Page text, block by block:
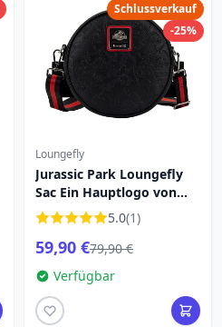
Schlussverkauf
-25%
Loungefly
Jurassic Park Loungefly
Sac Ein Hauptlogo von
Jurassic Park5.0(1)
59,90 €79,90 €
Verfügbar